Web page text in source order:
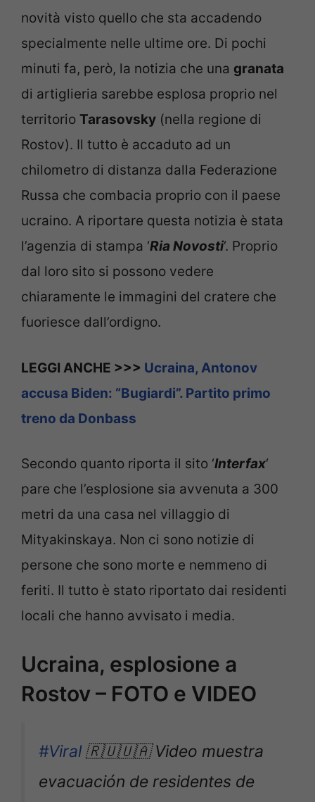
novità visto quello che sta accadendo
specialmente nelle ultime ore. Di pochi
minuti fa, però, la notizia che una granata
di artiglieria sarebbe esplosa proprio nel
territorio Tarasovsky (nella regione di
Rostov). Il tutto è accaduto ad un
chilometro di distanza dalla Federazione
Russa che combacia proprio con il paese
ucraino. A riportare questa notizia è stata
l’agenzia di stampa ‘Ria Novosti‘. Proprio
dal loro sito si possono vedere
chiaramente le immagini del cratere che
fuoriesce dall’ordigno.
LEGGI ANCHE >>> Ucraina, Antonov
accusa Biden: “Bugiardi”. Partito primo
treno da Donbass
Secondo quanto riporta il sito ‘Interfax‘
pare che l’esplosione sia avvenuta a 300
metri da una casa nel villaggio di
Mityakinskaya. Non ci sono notizie di
persone che sono morte e nemmeno di
feriti. Il tutto è stato riportato dai residenti
locali che hanno avvisato i media.
Ucraina, esplosione a
Rostov – FOTO e VIDEO
#Viral 🇷🇺🇺🇦 Video muestra
evacuación de residentes de